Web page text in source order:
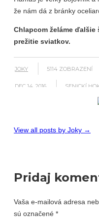
že nám dá z bránky
Chlapcom želáme
prežitie sviatkov.
JOKY 5114 ZOBRAZENÍ
DEC 14, 2016 SENICKÍ
View all posts by Joky →
Pridaj
Vaša e-mailová adresa
sú označené *